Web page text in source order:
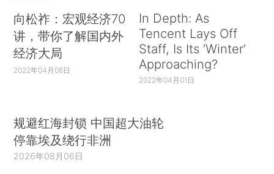
向松祚：宏观经济70
讲，带你了解国内外
经济大局
2022年04月06日
In Depth: As
Tencent Lays Off
Staff, Is Its ‘Winter’
Approaching?
2022年04月01日
规避红海封锁 中国超大油轮
停靠埃及绕行非洲
2026年08月06日